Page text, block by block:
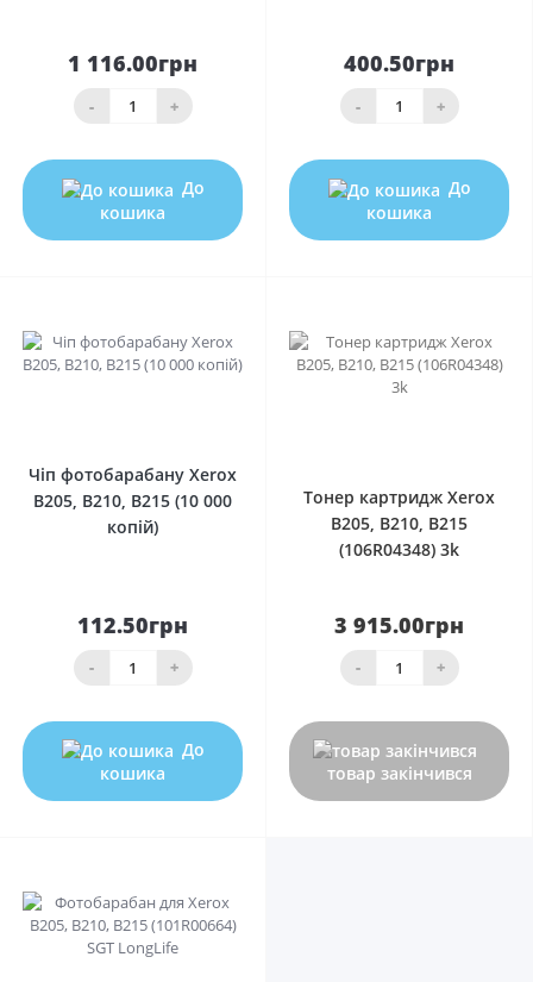
1 116.00грн
- +
До
кошика
400.50грн
- +
До
кошика
Чіп фотобарабану Xerox
B205, B210, B215 (10 000
копiй)
112.50грн
- +
До
кошика
Тонер картридж Xerox
B205, B210, B215
(106R04348) 3k
3 915.00грн
- +
товар закінчився